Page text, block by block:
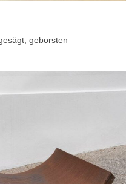
geborsten